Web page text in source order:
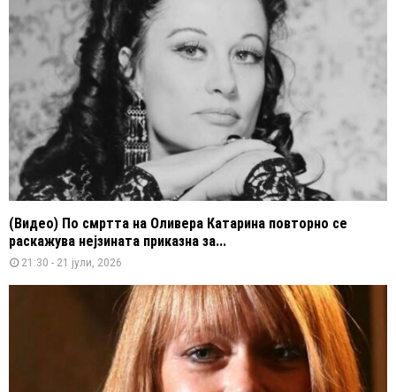
(Видео) По смртта на Оливера Катарина повторно се
раскажува нејзината приказна за...
21:30 - 21 јули, 2026